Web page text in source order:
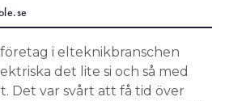
företag i elteknikbranschen
det lite si och så med
Det var svårt att få tid över